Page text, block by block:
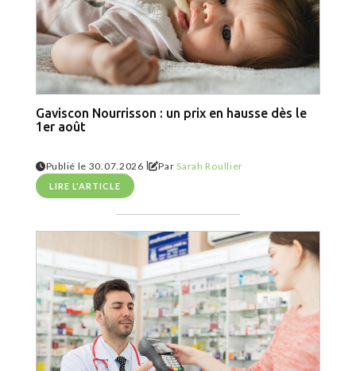
Gaviscon Nourrisson : un prix en hausse dès le
1er août
Publié le 30.07.2026 | ParSarah Roullier
LIRE L'ARTICLE